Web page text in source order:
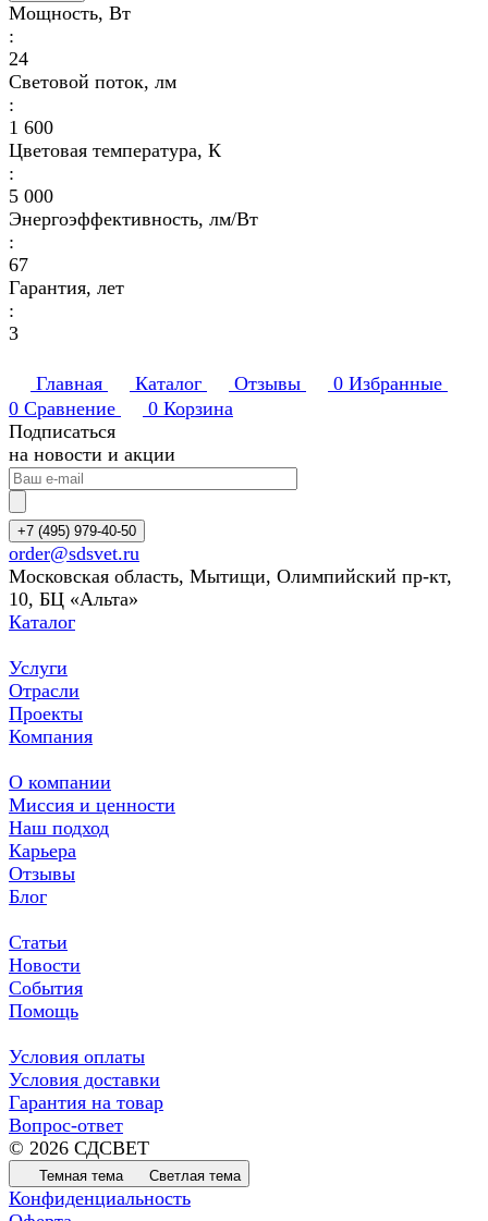
Мощность, Вт
:
24
Световой поток, лм
:
1 600
Цветовая температура, К
:
5 000
Энергоэффективность, лм/Вт
:
67
Гарантия, лет
:
3
Главная Каталог Отзывы 0 Избранные
0 Сравнение 0 Корзина
Подписаться
на новости и акции
+7 (495) 979-40-50
order@sdsvet.ru
Московская область, Мытищи, Олимпийский пр-кт,
10, БЦ «Альта»
Каталог
Услуги
Отрасли
Проекты
Компания
О компании
Миссия и ценности
Наш подход
Карьера
Отзывы
Блог
Статьи
Новости
События
Помощь
Условия оплаты
Условия доставки
Гарантия на товар
Вопрос-ответ
© 2026 СДСВЕТ
Темная тема Светлая тема
Конфиденциальность